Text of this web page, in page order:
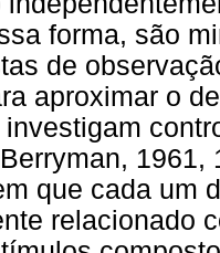
forma, são
de
aproximar o
que cada um
relacionado